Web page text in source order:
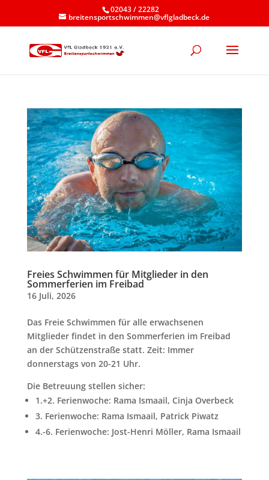
02043 / 22282
breitensportschwimmen@vflgladbeck.de
Freies Schwimmen für Mitglieder in den
Sommerferien im Freibad
16 Juli, 2026
Das Freie Schwimmen für alle erwachsenen
Mitglieder findet in den Sommerferien im Freibad
an der Schützenstraße statt. Zeit: Immer
donnerstags von 20-21 Uhr.
Die Betreuung stellen sicher:
1.+2. Ferienwoche: Rama Ismaail, Cinja Overbeck
3. Ferienwoche: Rama Ismaail, Patrick Piwatz
4.-6. Ferienwoche: Jost-Henri Möller, Rama Ismaail